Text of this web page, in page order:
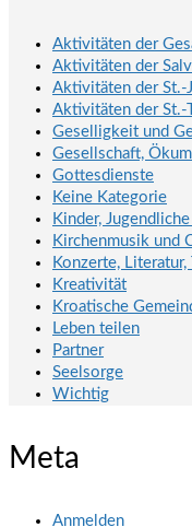
Aktivitäten der
Aktivitäten der
Aktivitäten der St.-
Aktivitäten der St.-
Geselligkeit und
Gesellschaft,
Gottesdienste
Keine Kategorie
Kinder,
Kirchenmusik und
Konzerte,
Kreativität
Kroatische
Leben teilen
Partner
Seelsorge
Wichtig
Meta
Anmelden